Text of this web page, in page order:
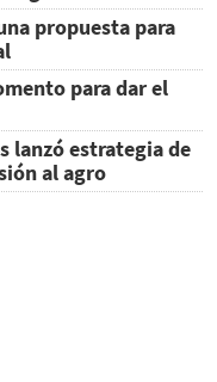
propuesta para
para dar el
lanzó estrategia de
al agro